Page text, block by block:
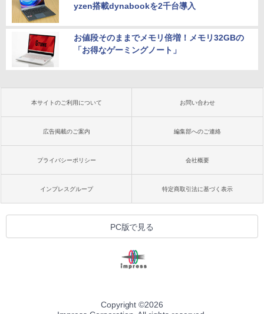
yzen搭載dynabookを2千台導入
お値段そのままでメモリ倍増！メモリ32GBの
「お得なゲーミングノート」
本サイトのご利用について お問い合わせ
広告掲載のご案内 編集部へのご連絡
プライバシーポリシー 会社概要
インプレスグループ 特定商取引法に基づく表示
PC版で見る
Copyright ©2026